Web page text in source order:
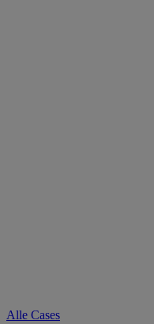
Alle Cases